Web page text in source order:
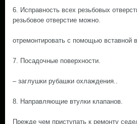
6. Исправность всех резьбовых
резьбовое отверстие можно.
отремонтировать с помощью вставной
7. Посадочные поверхности.
– заглушки рубашки охлаждения..
8. Направляющие втулки клапанов.
Прежде чем приступать к ремонту